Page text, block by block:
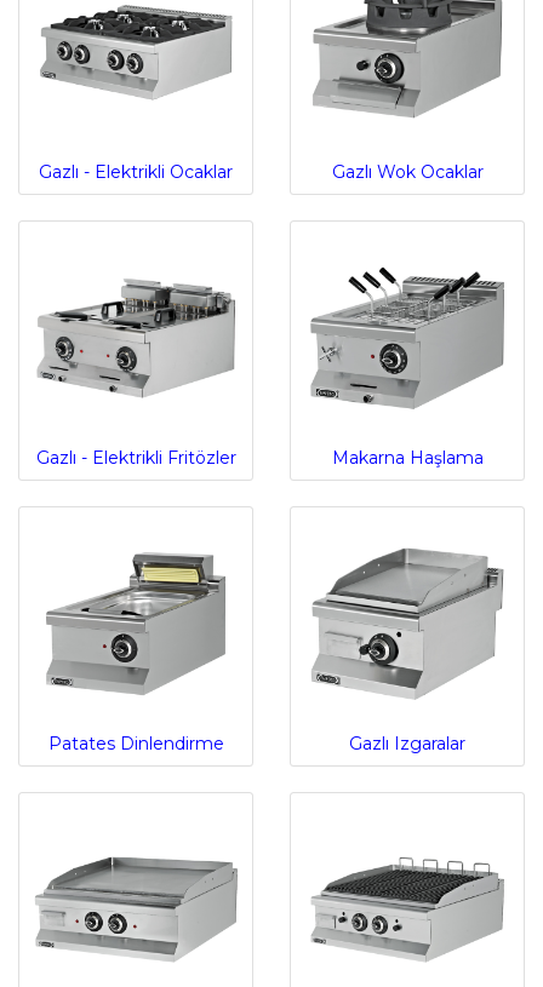
Gazlı - Elektrikli Ocaklar Gazlı Wok Ocaklar
Gazlı - Elektrikli Fritözler Makarna Haşlama
Patates Dinlendirme Gazlı Izgaralar